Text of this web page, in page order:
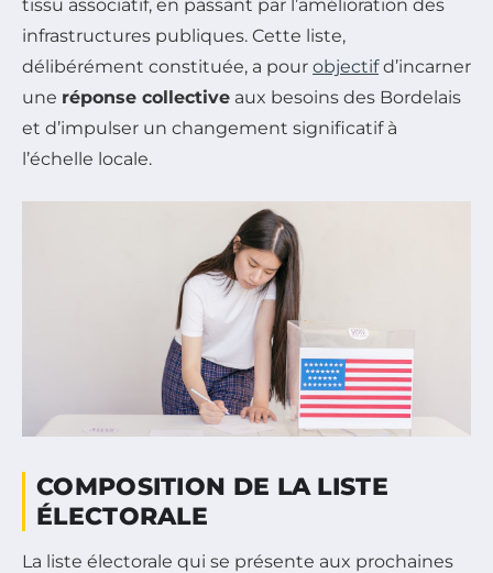
tissu associatif, en passant par l’amélioration des
infrastructures publiques. Cette liste,
délibérément constituée, a pour objectifd’incarner
une réponse collective aux besoins des Bordelais
et d’impulser un changement significatif à
l’échelle locale.
COMPOSITION DE LA LISTE
ÉLECTORALE
La liste électorale qui se présente aux prochaines